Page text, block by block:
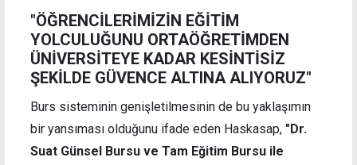
"ÖĞRENCİLERİMİZİN EĞİTİM
YOLCULUĞUNU ORTAÖĞRETİMDEN
ÜNİVERSİTEYE KADAR KESİNTİSİZ
ŞEKİLDE GÜVENCE ALTINA ALIYORUZ"
Burs sisteminin genişletilmesinin de bu yaklaşımın
bir yansıması olduğunu ifade eden Haskasap, "Dr.
Suat Günsel Bursu ve Tam Eğitim Bursu ile